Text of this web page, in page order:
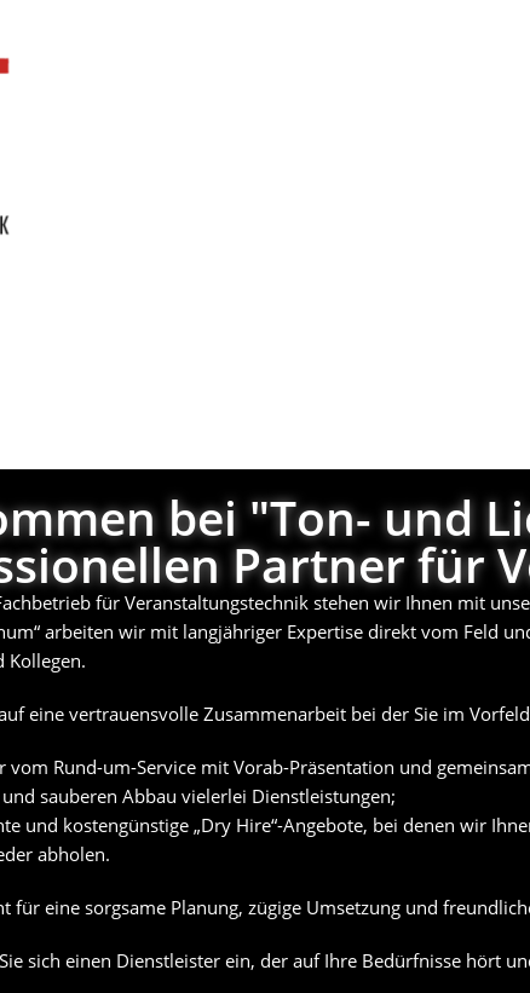
bei "Ton- und
Partner für
für Veranstaltungstechnik stehen wir Ihnen mit
arbeiten wir mit langjähriger Expertise direkt vom Feld
Kollegen.
eine vertrauensvolle Zusammenarbeit bei der Sie im
vom Rund-um-Service mit Vorab-Präsentation und
sauberen Abbau vielerlei Dienstleistungen;
und kostengünstige „Dry Hire“-Angebote, bei denen wir
abholen.
für eine sorgsame Planung, zügige Umsetzung und
sich einen Dienstleister ein, der auf Ihre Bedürfnisse hört